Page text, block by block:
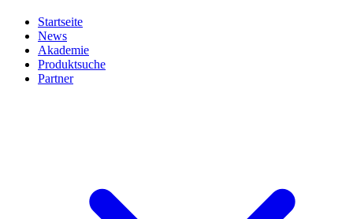
Startseite
News
Akademie
Produktsuche
Partner